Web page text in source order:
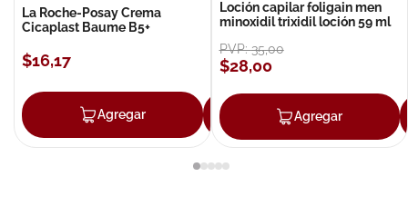
La Roche-Posay Crema
Cicaplast Baume B5+
$16,17
Agregar Agregar
Loción capilar foligain men
minoxidil trixidil loción 59 ml
PVP:35,00
$28,00
Agregar